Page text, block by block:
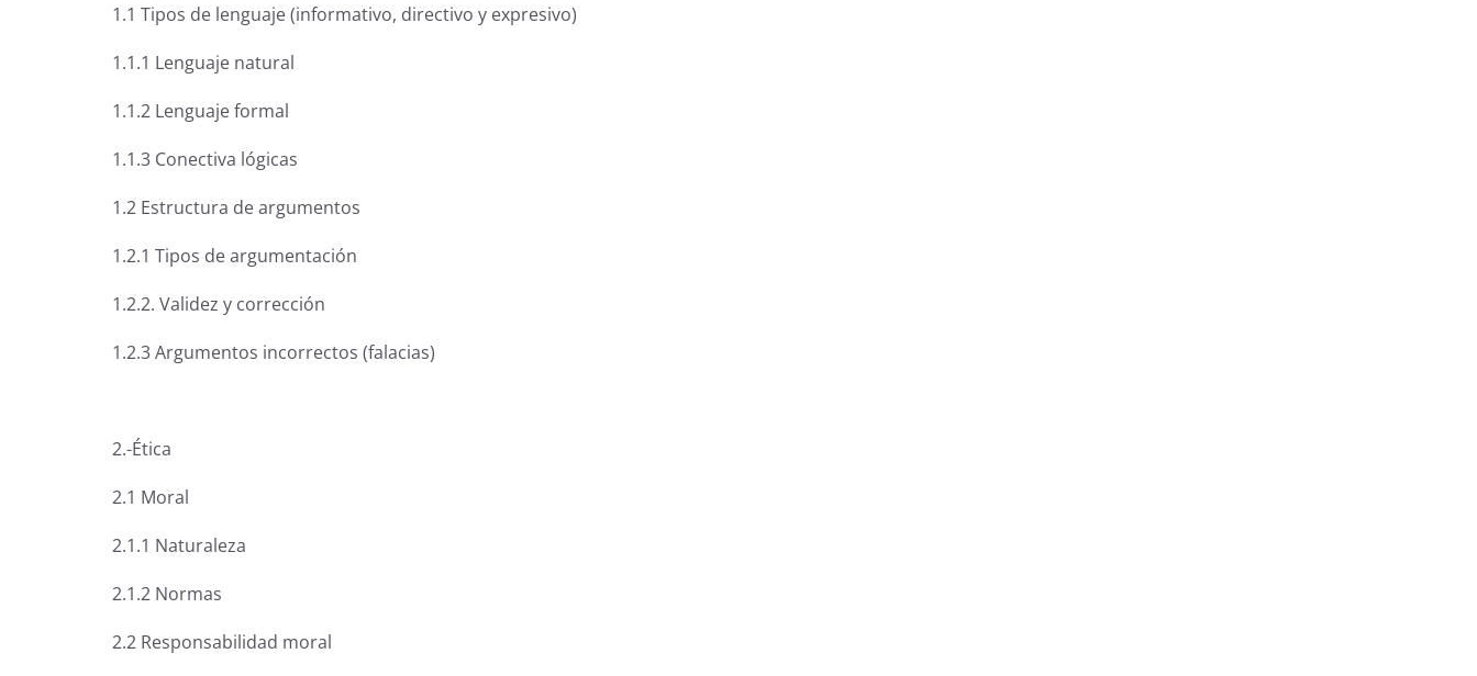
1.1 Tipos de lenguaje (informativo, directivo y expresivo)
1.1.1 Lenguaje natural
1.1.2 Lenguaje formal
1.1.3 Conectiva lógicas
1.2 Estructura de argumentos
1.2.1 Tipos de argumentación
1.2.2. Validez y corrección
1.2.3 Argumentos incorrectos (falacias)
2.-Ética
2.1 Moral
2.1.1 Naturaleza
2.1.2 Normas
2.2 Responsabilidad moral